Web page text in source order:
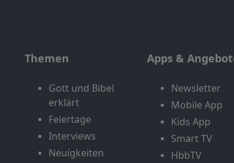
Themen
Gott und Bibel
erklärt
Feiertage
Interviews
Neuigkeiten
Apps &
Newsletter
Mobile App
Kids App
Smart TV
HbbTV